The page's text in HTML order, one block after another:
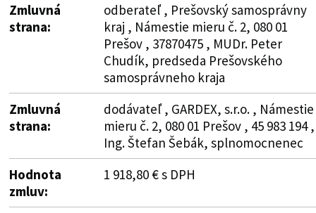
Zmluvná
strana:
odberateľ , Prešovský samosprávny
kraj , Námestie mieru č. 2, 080 01
Prešov , 37870475 , MUDr. Peter
Chudík, predseda Prešovského
samosprávneho kraja
Zmluvná
strana:
dodávateľ , GARDEX, s.r.o. , Námestie
mieru č. 2, 080 01 Prešov , 45 983 194 ,
Ing. Štefan Šebák, splnomocnenec
Hodnota
zmluv:
1 918,80 € s DPH